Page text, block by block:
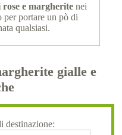
e margheritenei
portare un pò di
qualsiasi.
gialle e
destinazione: